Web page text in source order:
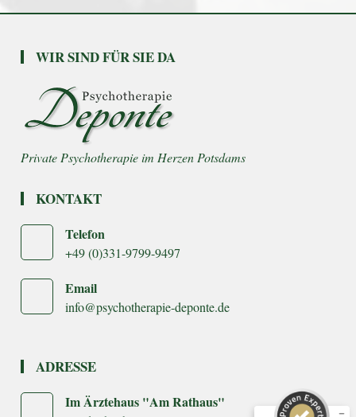
WIR SIND FÜR SIE DA
KONTAKT
Telefon
+49 (0)331-9799-9497
Email
info@psychotherapie-deponte.de
ADRESSE
Kundenbewertungen und Erfahrungen zu
Psychotherapie Deponte